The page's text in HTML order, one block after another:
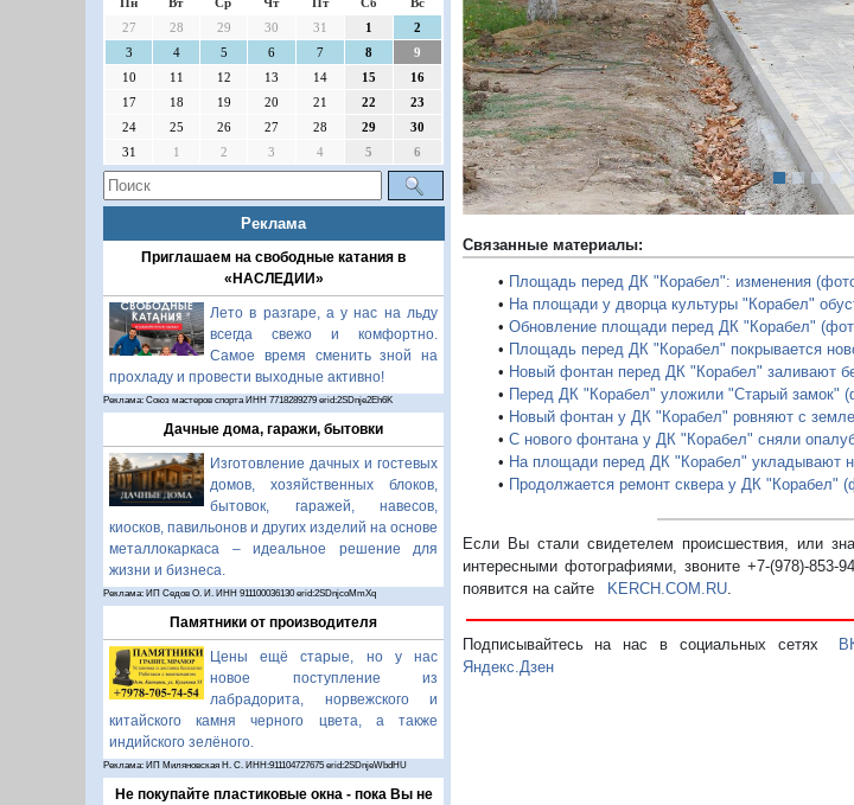
27
28 29 30 31 1
2
3
4 5 6 7 8
9
10
11 12 13 14 15
16
17
18 19 20 21 22
23
24
25 26 27 28 29
30
31
1 2 3 4 5 6
Реклама
Приглашаем на свободные катания в
«НАСЛЕДИИ»
Лето в разгаре, а у нас на льду
всегда свежо и комфортно.
Самое время сменить зной на
прохладу и провести выходные активно!
Реклама: Союз мастеров спорта ИНН 7718289279 erid:2SDnje2Eh6K
Дачные дома, гаражи, бытовки
Изготовление дачных и гостевых
домов, хозяйственных блоков,
бытовок, гаражей, навесов,
киосков, павильонов и других изделий на основе
металлокаркаса – идеальное решение для
жизни и бизнеса.
Реклама: ИП Седов О. И. ИНН 911100036130 erid:2SDnjcoMmXq
Памятники от производителя
Цены ещё старые, но у нас
новое поступление из
лабрадорита, норвежского и
китайского камня черного цвета, а также
индийского зелёного.
Реклама: ИП Миляновская Н. С. ИНН:911104727675 erid:2SDnjeWbdHU
Не покупайте пластиковые окна - пока Вы не
Связанные материалы:
• Площадь перед ДК "Корабел": изменения
• На площади у дворца культуры "Корабел"
• Обновление площади перед ДК "Корабел"
• Площадь перед ДК "Корабел" покрывается
• Новый фонтан перед ДК "Корабел" заливают
• Перед ДК "Корабел" уложили "Старый замок"
• Новый фонтан у ДК "Корабел" ровняют с
• С нового фонтана у ДК "Корабел" сняли
• На площади перед ДК "Корабел" укладывают
• Продолжается ремонт сквера у ДК "Корабел"
Если Вы стали свидетелем происшествия, или
интересными фотографиями, звоните +7-(978)-853-
появится на сайте KERCH.COM.RU.
Подписывайтесь на нас в социальных сетях
Яндекс.Дзен